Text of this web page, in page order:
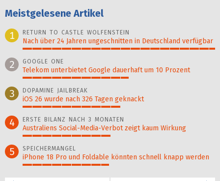
Meistgelesene Artikel
1
RETURN TO CASTLE WOLFENSTEIN
Nach über 24 Jahren ungeschnitten in Deutschland verfügbar
2 GOOGLE ONE
Telekom unterbietet Google dauerhaft um 10 Prozent
3 DOPAMINE JAILBREAK
iOS 26 wurde nach 326 Tagen geknackt
4 ERSTE BILANZ NACH 3 MONATEN
Australiens Social-Media-Verbot zeigt kaum Wirkung
5 SPEICHERMANGEL
iPhone 18 Pro und Foldable könnten schnell knapp werden